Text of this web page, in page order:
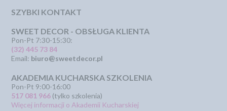
SZYBKI KONTAKT
SWEET DECOR - OBSŁUGA KLIENTA
Pon-Pt 7:30-15:30:
(32) 445 73 84
Email: biuro@sweetdecor.pl
AKADEMIA KUCHARSKA SZKOLENIA
Pon-Pt 9:00-16:00
517 081 966 (tylko szkolenia)
Więcej informacji o Akademii Kucharskiej